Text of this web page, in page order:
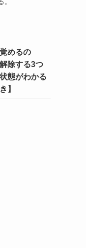
めるの
除する3つ
態がわかる
】